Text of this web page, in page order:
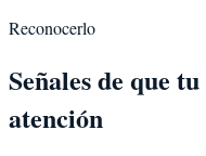
Reconocerlo
Señales de que
atención